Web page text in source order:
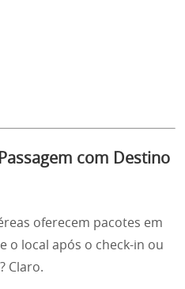
com Destino
oferecem pacotes em
o local após o check-in ou
Claro.